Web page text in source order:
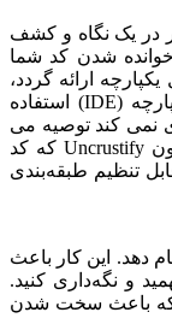
در یک نگاه و کشف
شدن کد شما
ارائه گردد،
می شود. اگر شما از یک محیط توسعه‌ی یکپارچه (IDE) استفاده
نمی کند توصیه می
کنیم که از نرم افزار‌های قالب بندی کد همچون Uncrustify که کد
تنظیم طبقه‌بندی
دهد. این کار باعث
و نگه‌داری کنید.
که باعث سخت شدن